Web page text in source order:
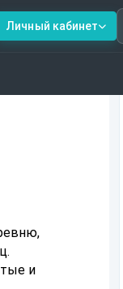
Личный кабинет
и